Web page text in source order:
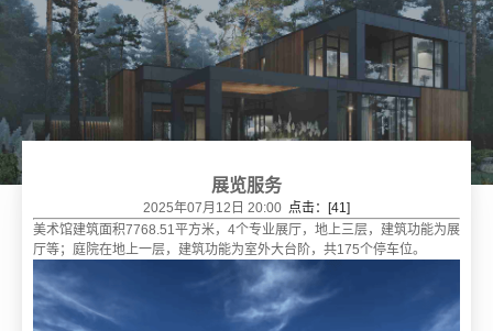
展览服务
2025年07月12日 20:00 点击：[41]
美术馆建筑面积7768.51平方米，4个专业展厅，地上三层，建筑功能为展
厅等；庭院在地上一层，建筑功能为室外大台阶，共175个停车位。